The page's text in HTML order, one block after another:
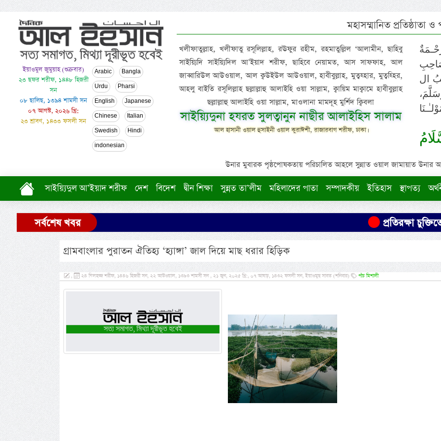
ইয়াওমুল জুমুয়াহ (শুক্রবার)
২৩ ছফর শরীফ, ১৪৪৮ হিজরী
সন
০৮ ছালিছ, ১৩৯৪ শামসী সন
০৭ আগস্ট, ২০২৬ খ্রি:
২৩ শ্রাবণ, ১৪৩৩ ফসলী সন
Arabic Bangla
Urdu Pharsi
English Japanese
Chinese Italian
Swedish Hindi
indonesian
মহাসম্মানিত প্রতিষ্ঠাতা
খলীফাতুল্লাহ, খলীফাতু রসূলিল্লাহ, রঊফুর রহীম, রহমাতুল্লিল ‘আলামীন, ছাহিবু
সাইয়্যিদি সাইয়্যিদিল আ’ইয়াদ শরীফ, ছাহিবে নেয়ামত, আস সাফফাহ, আল
জাব্বারিউল আউওয়াল, আল ক্বউইউল আউওয়াল, হাবীবুল্লাহ, মুত্বহ্হার, মুত্বহ্হির,
আহলু বাইতি রসূলিল্লাহ ছল্লাল্লাহু আলাইহি ওয়া সাল্লাম, ক্বায়িম মাক্বামে হাবীবুল্লাহ
ছল্লাল্লাহু আলাইহি ওয়া সাল্লাম, মাওলানা মামদূহ মুর্শিদ ক্বিবলা
সাইয়্যিদুনা হযরত সুলত্বানুন নাছীর আলাইহিস সালাম
আল হাসানী ওয়াল হুসাইনী ওয়াল কুরাঈশী, রাজারবাগ শরীফ, ঢাকা।
ال
উনার মুবারক পৃষ্ঠপোষকতায় পরিচালিত আহলে সুন্নাত ওয়াল জামায়াত উনার
সাইয়্যিদুল আ’ইয়াদ শরীফ দেশ বিদেশ দ্বীন শিক্ষা সুন্নত তা’লীম মহিলাদের পাতা সম্পাদকীয় ইতিহাস স্থাপত্য
সর্বশেষ খবর প্রতিরক্ষা চুক্তিতে
গ্রামবাংলার পুরাতন ঐতিহ্য ‘হ্যাঙ্গা’ জাল দিয়ে মাছ ধরার হিড়িক
, ২৪ যিলহজ্জ শরীফ, ১৪৪৬ হিজরী সন, ২২ আউওয়াল, ১৩৯৩ শামসী সন , ২১ জুন, ২০২৫ খ্রি:, ০৭ আষাঢ়, ১৪৩২ ফসলী সন, ইয়াওমুছ সাবত (শনিবার) পাঁচ মিশালী